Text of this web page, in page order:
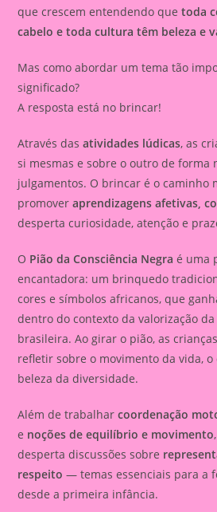
que crescem entendendo quetoda
cabelo e toda cultura têm beleza e
Mas como abordar um tema tão
significado?
A resposta está no brincar!
Através dasatividades lúdicas, as
si mesmas e sobre o outro de forma
julgamentos. O brincar é o caminho
promoveraprendizagens afetivas,
desperta curiosidade, atenção e
O Pião da Consciência Negra é uma
encantadora: um brinquedo
cores e símbolos africanos, que
dentro do contexto da valorização
brasileira. Ao girar o pião, as
refletir sobre o movimento da vida, o
beleza da diversidade.
Além de trabalharcoordenação
e noções de equilíbrio e movimento
desperta discussões sobre
respeito — temas essenciais para a
desde a primeira infância.